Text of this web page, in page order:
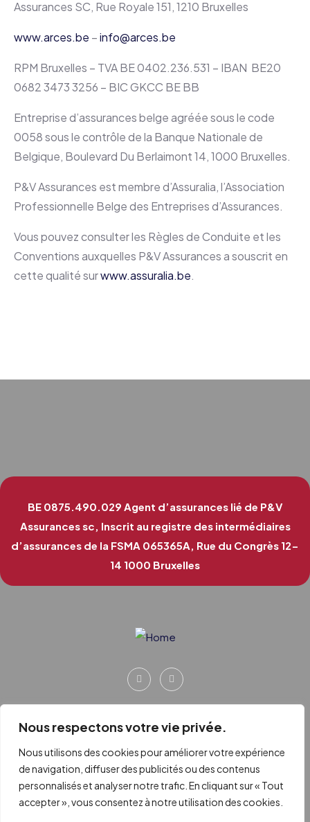
Nous respectons votre vie privée.
Nous utilisons des cookies pour améliorer votre expérience
de navigation, diffuser des publicités ou des contenus
personnalisés et analyser notre trafic. En cliquant sur « Tout
accepter », vous consentez à notre utilisation des cookies.
Assurances SC, Rue Royale 151, 1210 Bruxelles
www.arces.be –info@arces.be
RPM Bruxelles – TVA BE 0402.236.531 – IBAN BE20
0682 3473 3256 – BIC GKCC BE BB
Entreprise d’assurances belge agréée sous le code
0058 sous le contrôle de la Banque Nationale de
Belgique, Boulevard Du Berlaimont 14, 1000 Bruxelles.
P&V Assurances est membre d’Assuralia, l’Association
Professionnelle Belge des Entreprises d’Assurances.
Vous pouvez consulter les Règles de Conduite et les
Conventions auxquelles P&V Assurances a souscrit en
cette qualité surwww.assuralia.be.
BE 0875.490.029 Agent d’assurances lié de P&V
Assurances sc, Inscrit au registre des intermédiaires
d’assurances de la FSMA 065365A, Rue du Congrès 12-
14 1000 Bruxelles